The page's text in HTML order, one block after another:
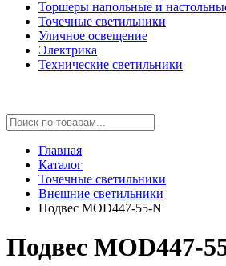
Торшеры напольные и
Точечные светильники
Уличное освещение
Электрика
Технические светильники
Главная
Каталог
Точечные светильники
Внешние светильники
Подвес MOD447-55-N
Подвес MOD447-